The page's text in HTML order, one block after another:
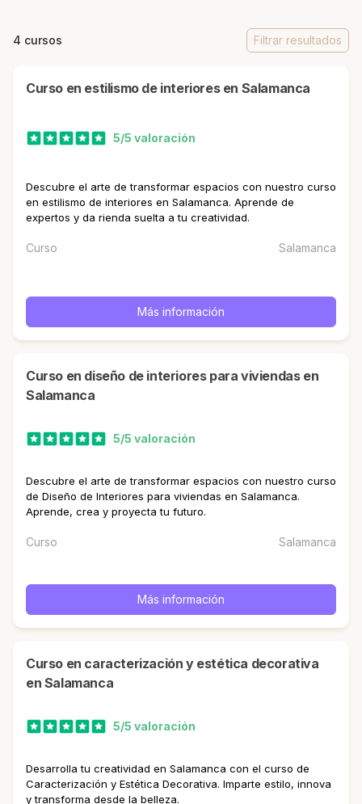
4 cursos Filtrar resultados
curso en estilismo de interiores en Salamanca
5/5 valoración
Descubre el arte de transformar espacios con nuestro curso
en estilismo de interiores en Salamanca. Aprende de
expertos y da rienda suelta a tu creatividad.
Curso Salamanca
Más información
curso en diseño de interiores para viviendas en
Salamanca
5/5 valoración
Descubre el arte de transformar espacios con nuestro curso
de Diseño de Interiores para viviendas en Salamanca.
Aprende, crea y proyecta tu futuro.
Curso Salamanca
Más información
curso en caracterización y estética decorativa
en Salamanca
5/5 valoración
Desarrolla tu creatividad en Salamanca con el curso de
Caracterización y Estética Decorativa. Imparte estilo, innova
y transforma desde la belleza.